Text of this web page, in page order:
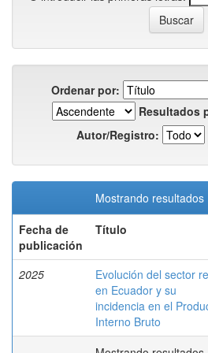
Ordenar por:
Resultados
Autor/Registro:
Mostrando resultados
Fecha de
publicación
Título
2025
Evolución del sector
en Ecuador y su
incidencia en el
Interno Bruto